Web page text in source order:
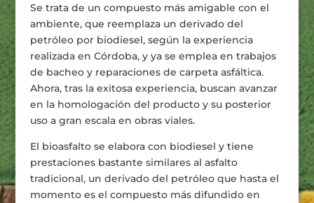
Se trata de un compuesto más amigable con el
ambiente, que reemplaza un derivado del
petróleo por biodiesel, según la experiencia
realizada en Córdoba, y ya se emplea en trabajos
de bacheo y reparaciones de carpeta asfáltica.
Ahora, tras la exitosa experiencia, buscan avanzar
en la homologación del producto y su posterior
uso a gran escala en obras viales.
El bioasfalto se elabora con biodiesel y tiene
prestaciones bastante similares al asfalto
tradicional, un derivado del petróleo que hasta el
momento es el compuesto más difundido en